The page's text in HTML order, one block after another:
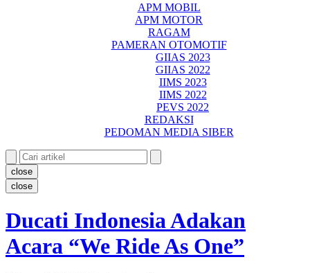
APM MOBIL
APM MOTOR
RAGAM
PAMERAN OTOMOTIF
GIIAS 2023
GIIAS 2022
IIMS 2023
IIMS 2022
PEVS 2022
REDAKSI
PEDOMAN MEDIA SIBER
close
close
Ducati Indonesia Adakan
Acara “We Ride As One”